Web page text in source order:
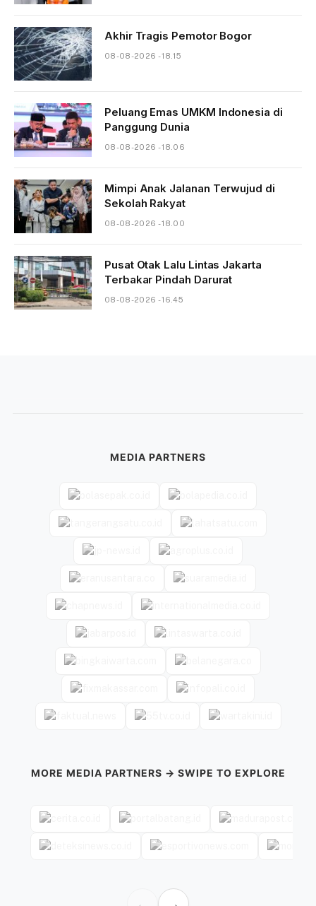
Akhir Tragis Pemotor Bogor
08-08-2026 - 18.15
Peluang Emas UMKM Indonesia di
Panggung Dunia
08-08-2026 - 18.06
Mimpi Anak Jalanan Terwujud di
Sekolah Rakyat
08-08-2026 - 18.00
Pusat Otak Lalu Lintas Jakarta
Terbakar Pindah Darurat
08-08-2026 - 16.45
MEDIA PARTNERS
MORE MEDIA PARTNERS → SWIPE TO EXPLORE